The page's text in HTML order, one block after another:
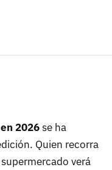
2026se ha
Quien recorra
verá